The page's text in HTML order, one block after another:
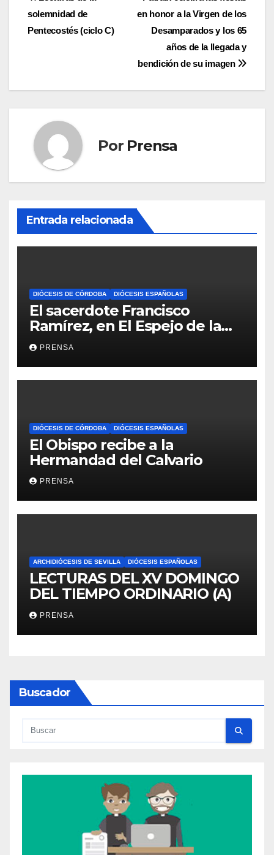
de
en honor a la Virgen de los
Desamparados y los 65
años de la llegada y
bendición de su imagen
solemnidad de
Pentecostés (ciclo C)
Por Prensa
Entrada relacionada
DIÓCESIS DE CÓRDOBA DIÓCESIS ESPAÑOLAS
El sacerdote Francisco
Ramírez, en El Espejo de la
Iglesia
PRENSA
DIÓCESIS DE CÓRDOBA DIÓCESIS ESPAÑOLAS
El Obispo recibe a la
Hermandad del Calvario
PRENSA
ARCHIDIÓCESIS DE SEVILLA DIÓCESIS ESPAÑOLAS
LECTURAS DEL XV DOMINGO
DEL TIEMPO ORDINARIO (A)
PRENSA
Buscador